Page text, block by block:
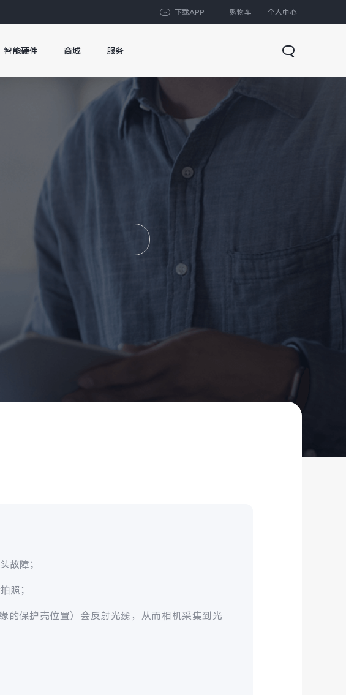
下载APP 购物车 个人中心
智能硬件 商城 服务
故障；
照；
的保护壳位置）会反射光线，从而相机采集到光